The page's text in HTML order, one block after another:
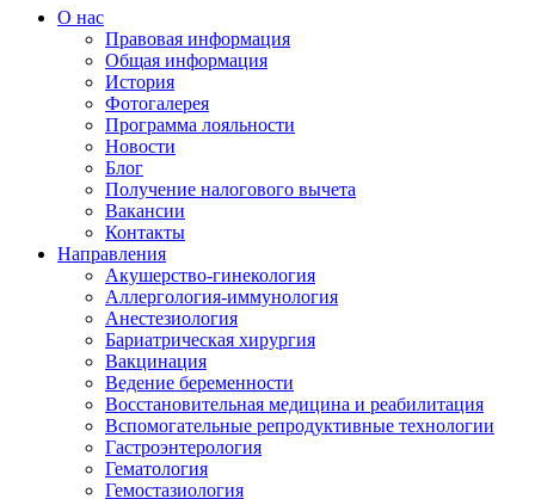
О нас
Правовая информация
Общая информация
История
Фотогалерея
Программа лояльности
Новости
Блог
Получение налогового вычета
Вакансии
Контакты
Направления
Акушерство-гинекология
Аллергология-иммунология
Анестезиология
Бариатрическая хирургия
Вакцинация
Ведение беременности
Восстановительная медицина и реабилитация
Вспомогательные репродуктивные технологии
Гастроэнтерология
Гематология
Гемостазиология